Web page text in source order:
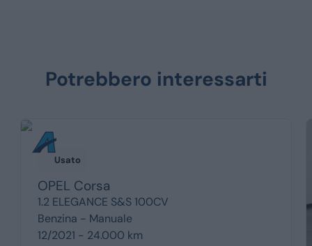
Potrebbero interessarti
Usato
OPEL Corsa
1.2 ELEGANCE S&S 100CV
Benzina - Manuale
12/2021 - 24.000 km